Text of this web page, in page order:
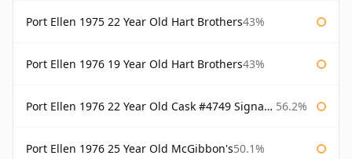
Port Ellen 1975 22 Year Old Hart Brothers43%
Port Ellen 1976 19 Year Old Hart Brothers43%
Port Ellen 1976 22 Year Old Cask #4749 Signatory 56.2%
Port Ellen 1976 25 Year Old McGibbon's50.1%